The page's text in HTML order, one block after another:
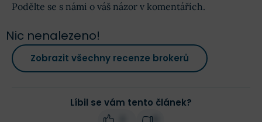
Podělte se s námi o váš názor v komentářích.
Nic nenalezeno!
Zobrazit všechny recenze brokerů
Líbil se vám tento článek?